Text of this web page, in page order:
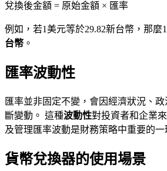
兌換後金額 = 原始金額 × 匯率
例如，若1美元等於29.82新台幣，那麼
台幣 。
匯率波動性
匯率並非固定不變，會因經濟狀況、
斷變動。 這種波動性對投資者和企業
及管理匯率波動是財務策略中重要的一
貨幣兌換器的使用場景